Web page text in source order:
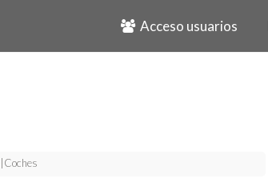
Acceso usuarios
Coches